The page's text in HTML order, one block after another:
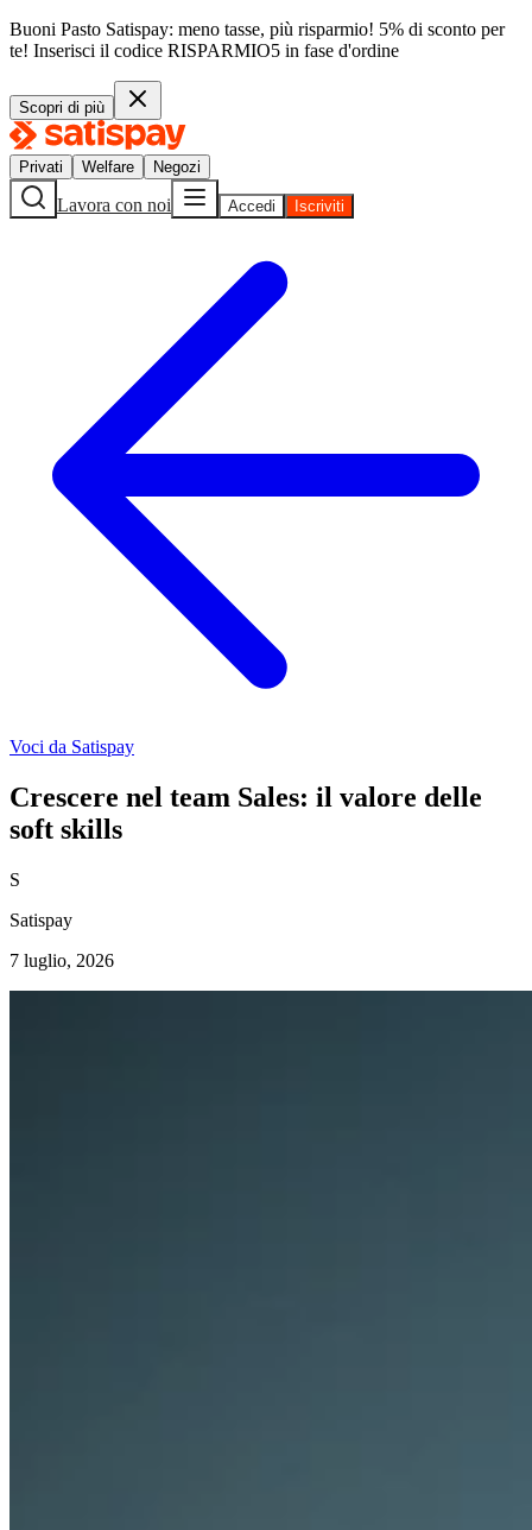
Buoni Pasto Satispay: meno tasse, più risparmio! 5% di sconto per
te! Inserisci il codice RISPARMIO5 in fase d'ordine
Scopri di più
Privati Welfare Negozi
Lavora con noi Accedi Iscriviti
Voci da Satispay
Crescere nel team Sales: il valore delle
soft skills
S
Satispay
7 luglio, 2026